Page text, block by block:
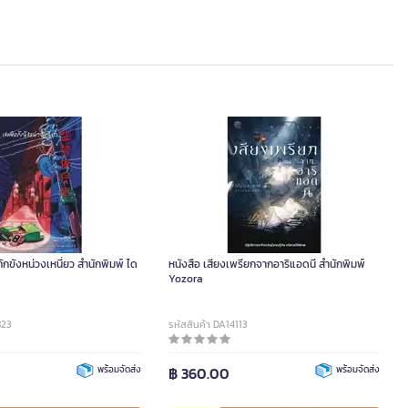
ขังหน่วงเหนี่ยว สำนักพิมพ์ ได
พร้อมจัดส่ง
หนังสือ เสียงเพรียกจากอาริแอดนี สำนักพิมพ์
Yozora
รหัสสินค้า DA14113
฿ 360.00 พร้อมจัดส่ง